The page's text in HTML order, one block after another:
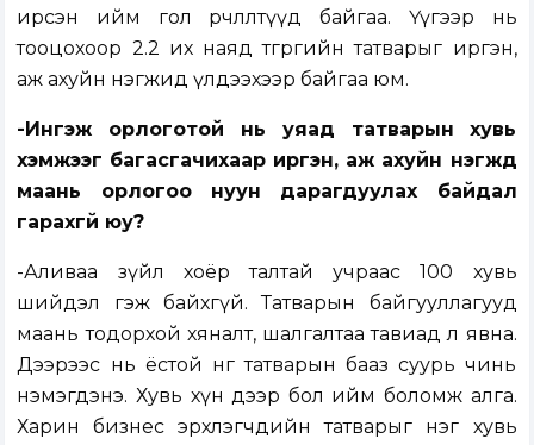
ирсэн ийм гол өөрчлөлтүүд байгаа. Үүгээр нь
тооцохоор 2.2 их наяд төгрөгийн татварыг иргэн,
аж ахуйн нэгжид үлдээхээр байгаа юм.
-Ингэж орлоготой нь уяад татварын хувь
хэмжээг багасгачихаар иргэн, аж ахуйн нэгжүүд
маань орлогоо нуун дарагдуулах байдал
гарахгүй юу?
-Аливаа зүйл хоёр талтай учраас 100 хувь
шийдэл гэж байхгүй. Татварын байгууллагууд
маань тодорхой хяналт, шалгалтаа тавиад л явна.
Дээрээс нь ёстой нөгөө татварын бааз суурь чинь
нэмэгдэнэ. Хувь хүн дээр бол ийм боломж алга.
Харин бизнес эрхлэгчдийн татварыг нэг хувь